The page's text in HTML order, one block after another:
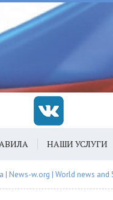
НАШИ УСЛУГИ
News-w.org | World news and